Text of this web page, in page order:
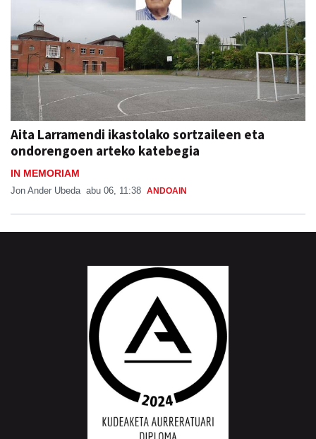
Aita Larramendi ikastolako sortzaileen eta
ondorengoen arteko katebegia
IN MEMORIAM
Jon Ander Ubeda abu 06, 11:38 ANDOAIN